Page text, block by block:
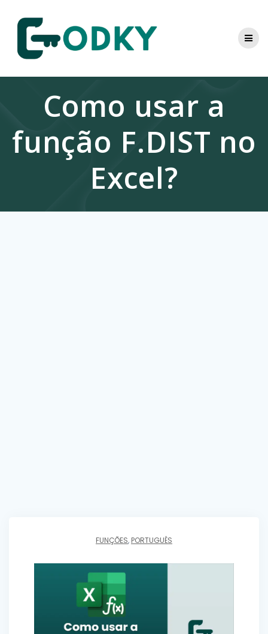
content
Como usar a
função F.DIST no
Excel?
FUNÇÕES, PORTUGUÊS